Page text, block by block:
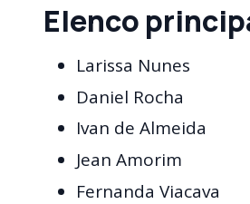
Elenco
Larissa Nunes
Daniel Rocha
Ivan de Almeida
Jean Amorim
Fernanda Viacava